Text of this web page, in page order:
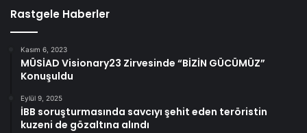
Rastgele Haberler
Kasım 6, 2023
MÜSİAD Visionary23 Zirvesinde “BİZİN GÜCÜMÜZ”
Konuşuldu
Eylül 9, 2025
İBB soruşturmasında savcıyı şehit eden teröristin
kuzeni de gözaltına alındı